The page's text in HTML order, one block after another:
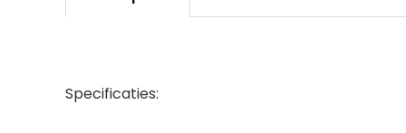
Specificaties: